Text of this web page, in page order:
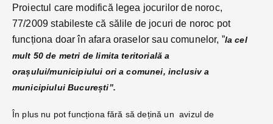
Proiectul care modifică legea jocurilor de noroc,
77/2009 stabileste că sălile de jocuri de noroc pot
funcționa doar în afara oraselor sau comunelor, ”la cel
mult 50 de metri de limita teritorială a
orașului/municipiului ori a comunei, inclusiv a
municipiului București”.
În plus nu pot funcționa fără să dețină un avizul de